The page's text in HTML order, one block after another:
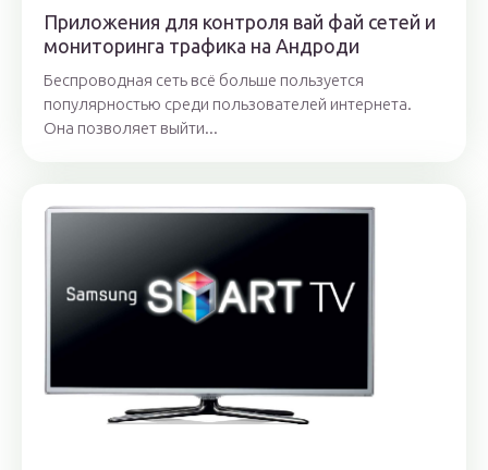
Приложения для контроля вай фай сетей и
мониторинга трафика на Андроди
Беспроводная сеть всё больше пользуется
популярностью среди пользователей интернета.
Она позволяет выйти...